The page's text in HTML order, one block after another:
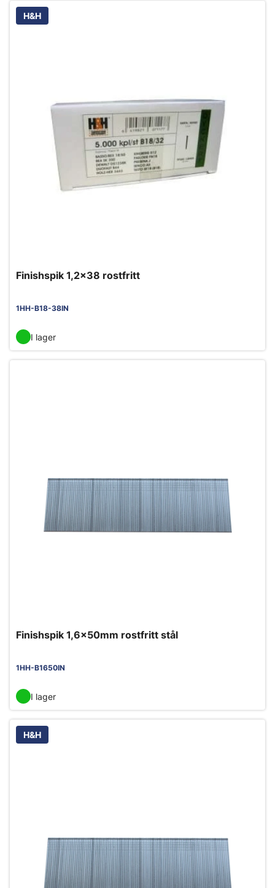
H&H
Finishspik 1,2x38 rostfritt
1HH-B18-38IN
I lager
Finishspik 1,6x50mm rostfritt stål
1HH-B1650IN
I lager
H&H